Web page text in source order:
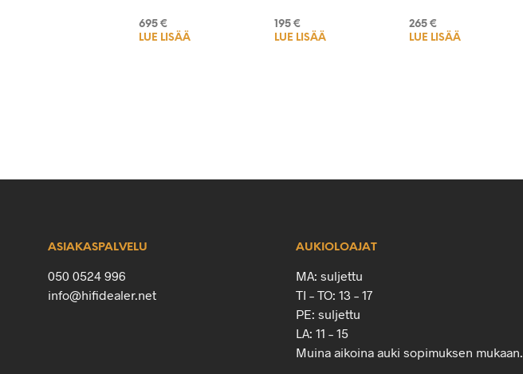
695€
LUE LISÄÄ
195 €
LUE LISÄÄ
265 €
LUE LISÄÄ
ASIAKASPALVELU
050 0524 996
info@hifidealer.net
AUKIOLOAJAT
MA: suljettu
TI – TO: 13 – 17
PE: suljettu
LA: 11 – 15
Muina aikoina auki sopimuksen mukaan.